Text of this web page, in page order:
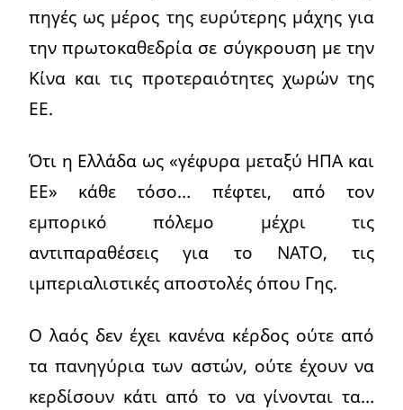
πηγές ως μέρος της ευρύτερης μάχης για
την πρωτοκαθεδρία σε σύγκρουση με την
Κίνα και τις προτεραιότητες χωρών της
ΕΕ.
Ότι η Ελλάδα ως «γέφυρα μεταξύ ΗΠΑ και
ΕΕ» κάθε τόσο… πέφτει, από τον
εμπορικό πόλεμο μέχρι τις
αντιπαραθέσεις για το ΝΑΤΟ, τις
ιμπεριαλιστικές αποστολές όπου Γης.
Ο λαός δεν έχει κανένα κέρδος ούτε από
τα πανηγύρια των αστών, ούτε έχουν να
κερδίσουν κάτι από το να γίνονται τα…